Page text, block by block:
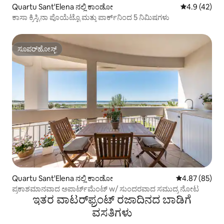
Quartu Sant'Elena ನಲ್ಲಿ ಕಾಂಡೋ 5 ರಲ್ಲಿ 4.9
4.9 (42)
ಕಾಸಾ ಕ್ರಿಸ್ಟಿನಾ ಪೊಯೆಟ್ಟೊ ಮತ್ತು ಪಾರ್ಕ್‌ನಿಂದ 5 ನಿಮಿಷಗಳು
ಸೂಪರ್‌ಹೋಸ್ಟ್
ಸೂಪರ್‌ಹೋಸ್ಟ್
Quartu Sant'Elena ನಲ್ಲಿ ಕಾಂಡೋ 5 ರಲ್ಲಿ 4.87
4.87 (85)
ಪ್ರಕಾಶಮಾನವಾದ ಅಪಾರ್ಟ್‌ಮೆಂಟ್ w/ ಸುಂದರವಾದ ಸಮುದ್ರ ನೋಟ
ಇತರ ವಾಟರ್‌ಫ್ರಂಟ್ ರಜಾದಿನದ ಬಾಡಿಗೆ
ವಸತಿಗಳು